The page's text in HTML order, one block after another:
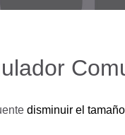
disminuir el